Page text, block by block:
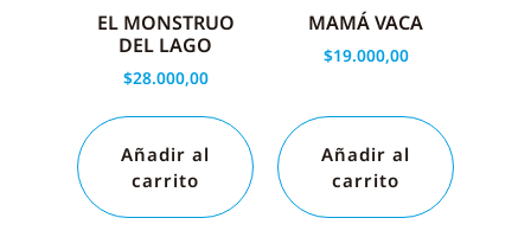
EL MONSTRUO
DEL LAGO
$28.000,00
Añadir al
carrito
MAMÁ VACA
$19.000,00
Añadir al
carrito